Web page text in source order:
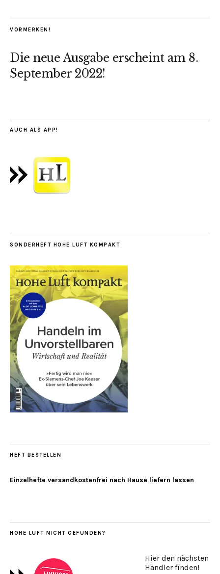
VORMERKEN!
Die neue Ausgabe erscheint am 8.
September 2022!
AUCH ALS APP!
SONDERHEFT HOHE LUFT KOMPAKT
HEFT BESTELLEN
Einzelhefte versandkostenfrei nach Hause liefern lassen
HOHE LUFT NICHT GEFUNDEN?
Hier den nächsten
Händler finden!